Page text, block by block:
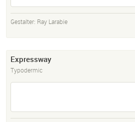
Gestalter: Ray Larabie
Expressway
Typodermic